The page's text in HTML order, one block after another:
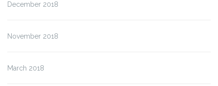
December 2018
November 2018
March 2018